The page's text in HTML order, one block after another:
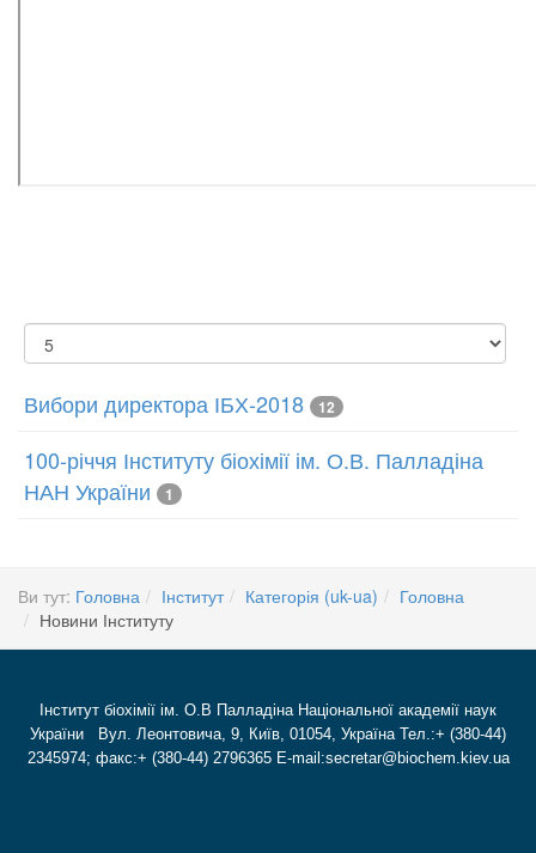
Показувати
Вибори директора ІБХ-2018 12
100-річчя Інституту біохімії ім. О.В. Палладіна
НАН України
1
Ви тут: Головна Інститут Категорія (uk-ua)
Головна
Новини Інституту
Інститут біохімії ім. О.В Палладіна Національної академії наук
України Вул. Леонтовича, 9, Київ, 01054, Україна Тел.:+ (380-44)
2345974; факс:+ (380-44) 2796365 E-mail:secretar@biochem.kiev.ua